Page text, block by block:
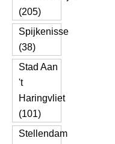
(205)
Spijkenisse
(38)
Stad Aan
't
Haringvliet
(101)
Stellendam